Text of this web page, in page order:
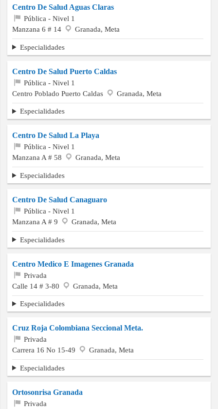
Centro De Salud Aguas Claras
Pública - Nivel 1
Manzana 6 # 14
Granada, Meta
Especialidades
Centro De Salud Puerto Caldas
Pública - Nivel 1
Centro Poblado Puerto Caldas
Granada, Meta
Especialidades
Centro De Salud La Playa
Pública - Nivel 1
Manzana A # 58
Granada, Meta
Especialidades
Centro De Salud Canaguaro
Pública - Nivel 1
Manzana A # 9
Granada, Meta
Especialidades
Centro Medico E Imagenes Granada
Privada
Calle 14 # 3-80
Granada, Meta
Especialidades
Cruz Roja Colombiana Seccional Meta.
Privada
Carrera 16 No 15-49
Granada, Meta
Especialidades
Ortosonrisa Granada
Privada